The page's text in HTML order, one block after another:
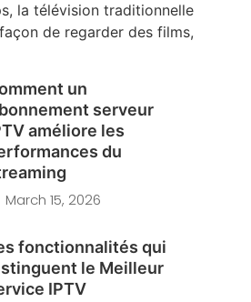
la télévision traditionnelle
de regarder des films,
un
serveur
améliore les
du
March 15, 2026
fonctionnalités qui
le Meilleur
IPTV